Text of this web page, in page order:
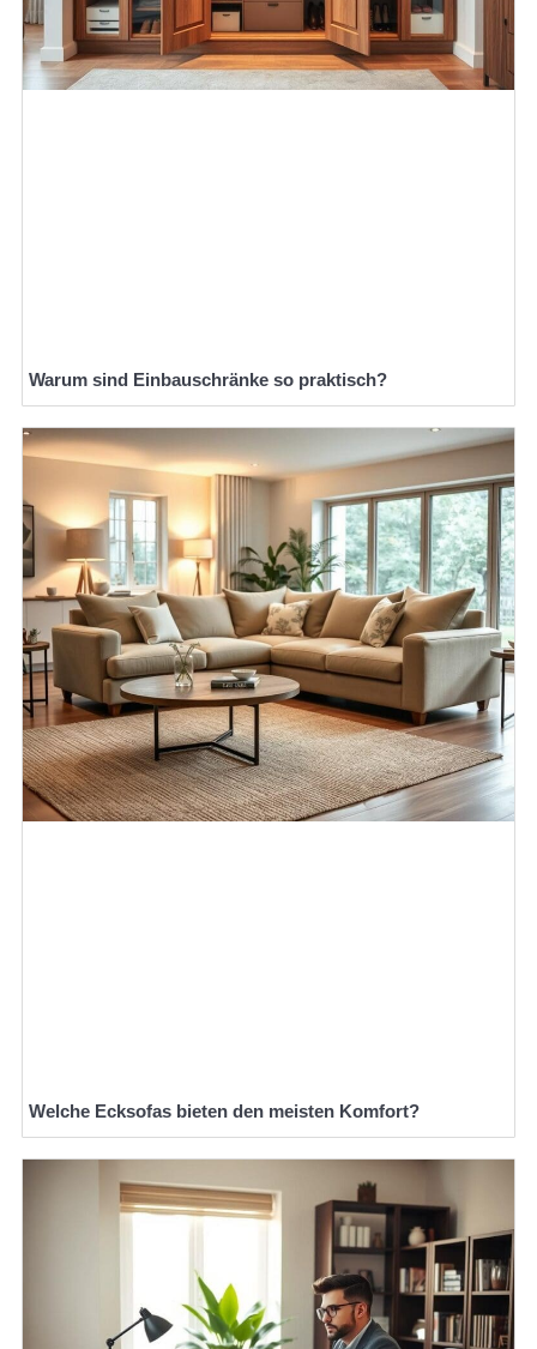
Warum sind Einbauschränke so praktisch?
Welche Ecksofas bieten den meisten Komfort?